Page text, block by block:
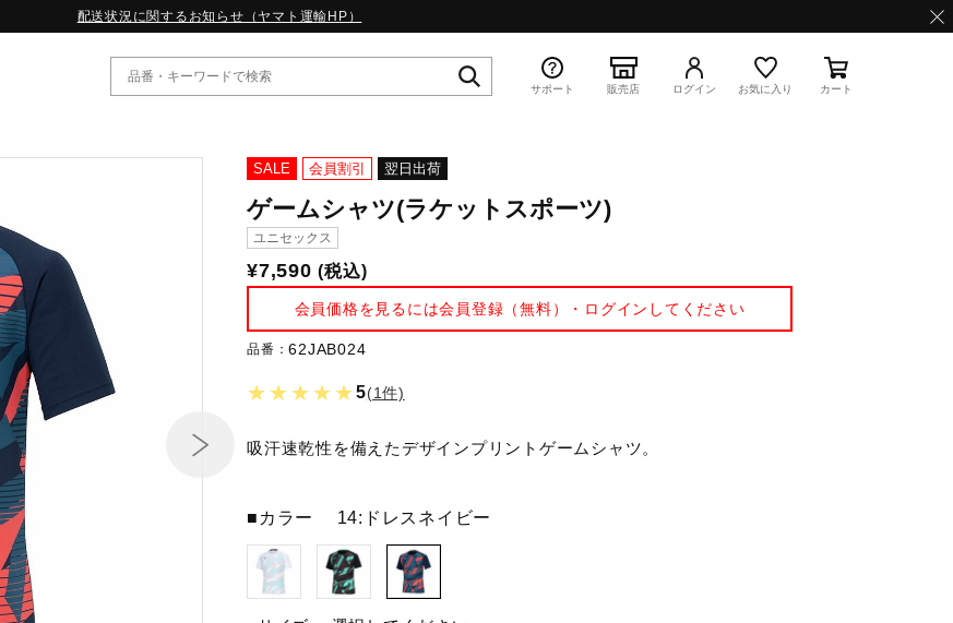
配送状況に関するお知らせ（ヤマト運輸HP）
WP13.2｜特集
MORELIA LS｜特集
W.PROPHECY1｜特集
WP MAGIC MITA｜特集
WP STRAP｜特集
スペシャルカラーパック｜特集
WP STRAP 2｜特集
マーガレット・ハウエル｜特集
KICKS & ECHO｜特集
サポート 販売店 ログイン お気に入り カート
SALE 会員割引 翌日出荷
ゲームシャツ(ラケットスポーツ)
ユニセックス
¥7,590 (税込)
会員価格を見るには会員登録（無料）・ログインしてください
品番：62JAB024
★★★★★5(1件)
吸汗速乾性を備えたデザインプリントゲームシャツ。
■カラー 14:ドレスネイビー